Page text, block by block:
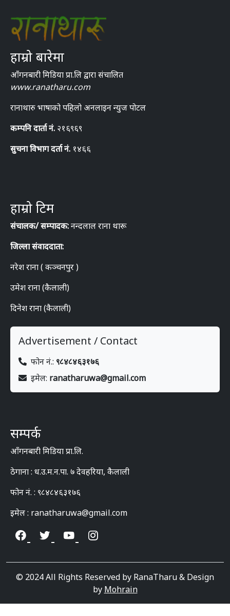
हाम्रो बारेमा
आँगनबारी मिडिया प्रा.लि द्वारा संचालित
www.ranatharu.com
रानाथारु भाषाको पहिलो अनलाइन न्युज पोटल
कम्पनि दार्ता नं. २१६९६९
सुचना विभाग दर्ता नं. १४६६
हाम्रो टिम
संचालक/ सम्पादक:नन्दलाल राना थारू
जिल्ला संवाददाता:
नरेश राना ( कञ्चनपुर )
उमेश राना (कैलाली)
दिनेश राना (कैलाली)
Advertisement / Contact
फोन नं.: ९८४८४६३१७६
इमेल: ranatharuwa@gmail.com
सम्पर्क
आँगनबारी मिडिया प्रा.लि.
ठेगाना : ध.उ.म.न.पा. ७ देवहरिया, कैलाली
फोन नं. : ९८४८४६३१७६
इमेल : ranatharuwa@gmail.com
© 2024 All Rights Reserved by RanaTharu & Design
by Mohrain